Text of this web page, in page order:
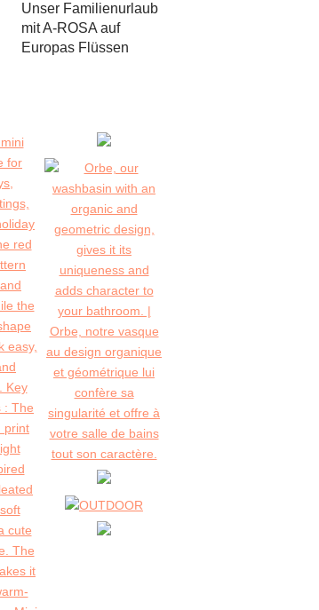
Unser Familienurlaub
mit A-ROSA auf
Europas Flüssen